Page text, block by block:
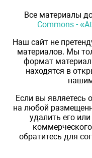
Все материалы
Commons -
Наш сайт не
материалов. Мы
формат
находятся в
Если вы являетесь
на любой
удалить его
обратитесь для